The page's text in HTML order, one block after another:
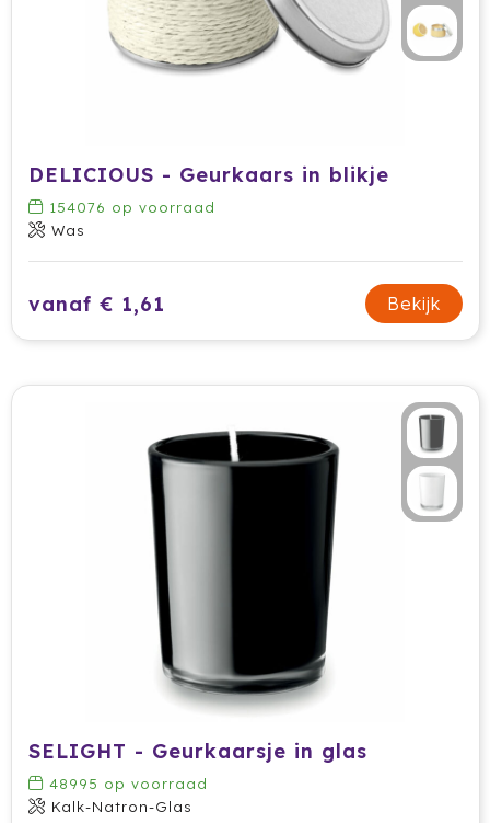
DELICIOUS - Geurkaars in blikje
154076 op voorraad
Was
vanaf € 1,61 Bekijk
SELIGHT - Geurkaarsje in glas
48995 op voorraad
Kalk-Natron-Glas